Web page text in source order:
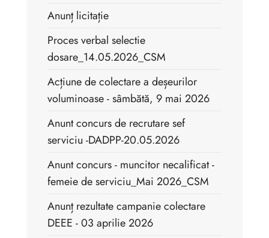
Anunț licitație
Proces verbal selectie
dosare_14.05.2026_CSM
Acțiune de colectare a deșeurilor
voluminoase - sâmbătă, 9 mai 2026
Anunt concurs de recrutare sef
serviciu -DADPP-20.05.2026
Anunt concurs - muncitor necalificat -
femeie de serviciu_Mai 2026_CSM
Anunț rezultate campanie colectare
DEEE - 03 aprilie 2026